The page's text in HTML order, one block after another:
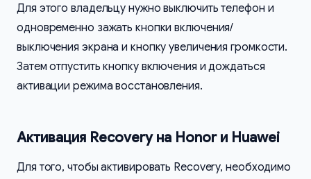
Для этого владельцу нужно выключить телефон и
одновременно зажать кнопки включения/
выключения экрана и кнопку увеличения громкости.
Затем отпустить кнопку включения и дождаться
активации режима восстановления.
Активация Recovery на Honor и Huawei
Для того, чтобы активировать Recovery, необходимо